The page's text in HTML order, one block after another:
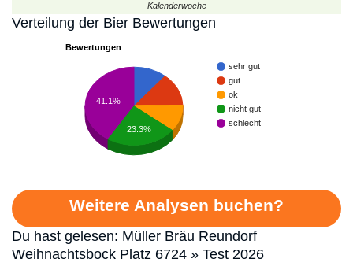
Kalenderwoche
Verteilung der Bier Bewertungen
Bewertungen
sehr gut
gut
ok
nicht gut
schlecht
41.1%
23.3%
Weitere Analysen buchen?
Du hast gelesen: Müller Bräu Reundorf
Weihnachtsbock Platz 6724 » Test 2026